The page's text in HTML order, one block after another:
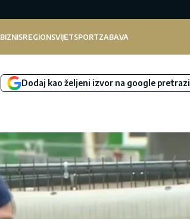
BIZNISREGIONSVIJETSPORTZABAVA
Dodaj kao željeni izvor na google pretrazi